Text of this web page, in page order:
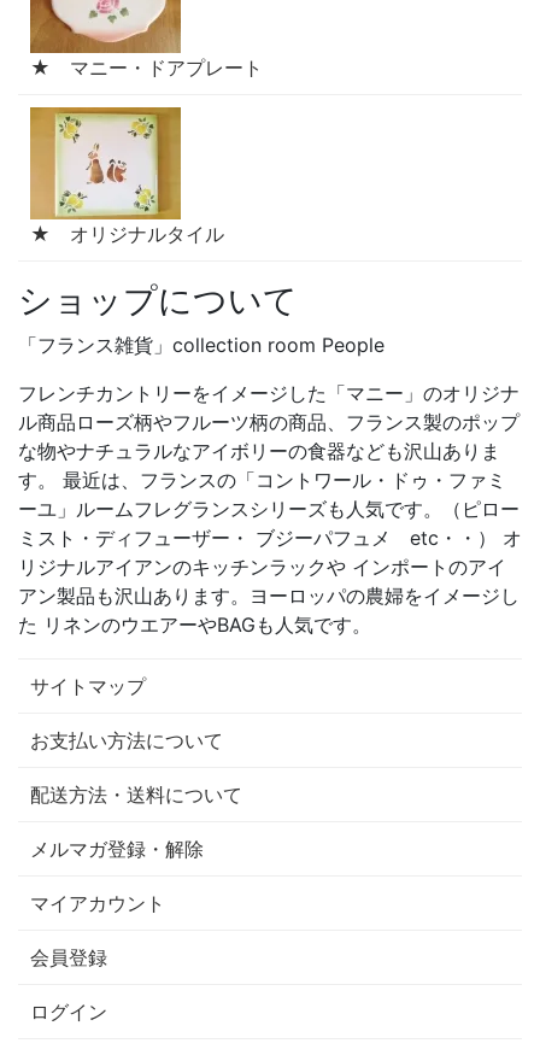
★ マニー・ドアプレート
★ オリジナルタイル
ショップについて
「フランス雑貨」collection room People
フレンチカントリーをイメージした「マニー」のオリジナ
ル商品ローズ柄やフルーツ柄の商品、フランス製のポップ
な物やナチュラルなアイボリーの食器なども沢山ありま
す。 最近は、フランスの「コントワール・ドゥ・ファミ
ーユ」ルームフレグランスシリーズも人気です。（ピロー
ミスト・ディフューザー・ ブジーパフュメ etc・・） オ
リジナルアイアンのキッチンラックや インポートのアイ
アン製品も沢山あります。ヨーロッパの農婦をイメージし
た リネンのウエアーやBAGも人気です。
サイトマップ
お支払い方法について
配送方法・送料について
メルマガ登録・解除
マイアカウント
会員登録
ログイン